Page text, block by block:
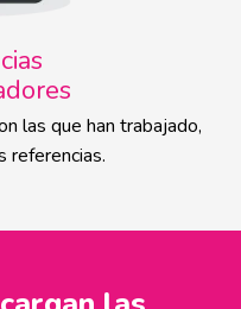
las que han trabajado,
referencias.